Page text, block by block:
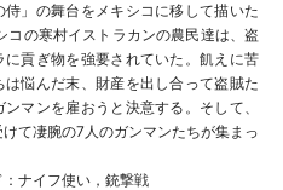
侍」の舞台をメキシコに移して描いた
コの寒村イストラカンの農民達は、盗
に貢ぎ物を強要されていた。飢えに苦
は悩んだ末、財産を出し合って盗賊た
マンを雇おうと決意する。そして、
けて凄腕の7人のガンマンたちが集まっ
ナイフ使い，銃撃戦